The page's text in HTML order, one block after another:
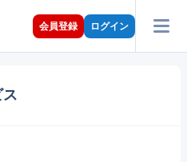
会員登録 ログイン